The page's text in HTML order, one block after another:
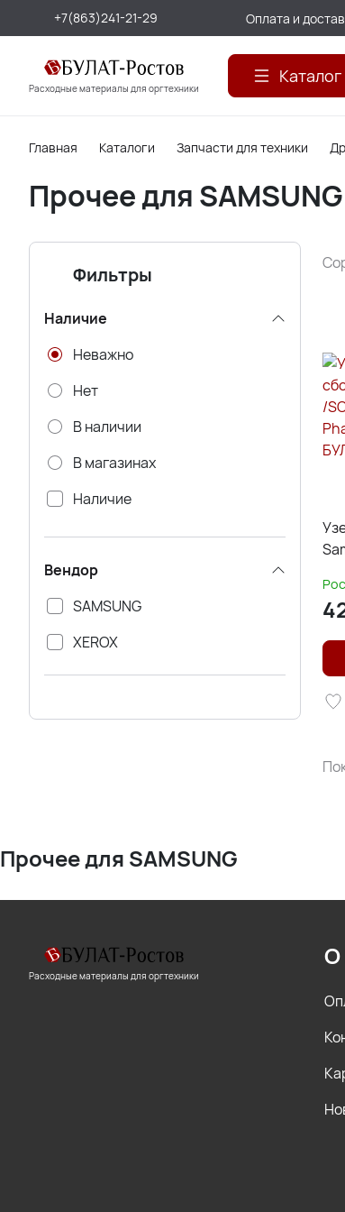
+7(863)241-21-29 Оплата и
Расходные материалы для оргтехники
Каталог
Главная Каталоги Запчасти для техники
Прочее для SAMSUNG
Фильтры
Наличие
Неважно
Нет
В наличии
В магазинах
Наличие
Через 3-5 дней
Вендор
SAMSUNG
XEROX
Прочее для SAMSUNG
Расходные материалы для оргтехники
О